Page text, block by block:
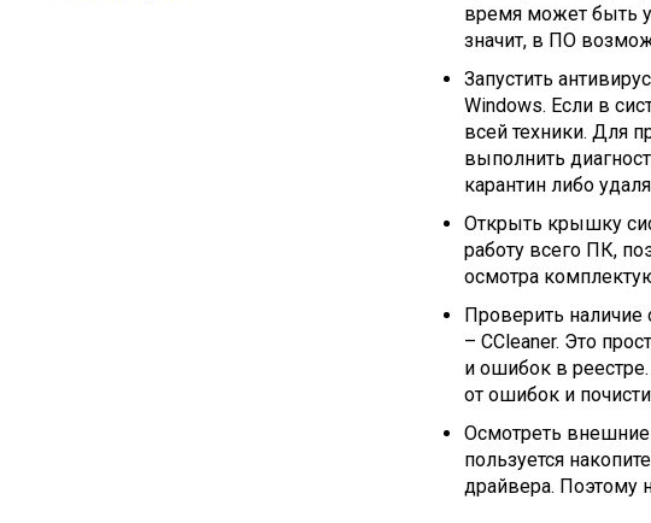
время может быть
значит, в ПО
Запустить
Windows. Если в
всей техники. Для
выполнить
карантин либо
Открыть крышку
работу всего ПК,
осмотра
Проверить
– CCleaner. Это
и ошибок в
от ошибок и
Осмотреть внешние
пользуется
драйвера. Поэтому